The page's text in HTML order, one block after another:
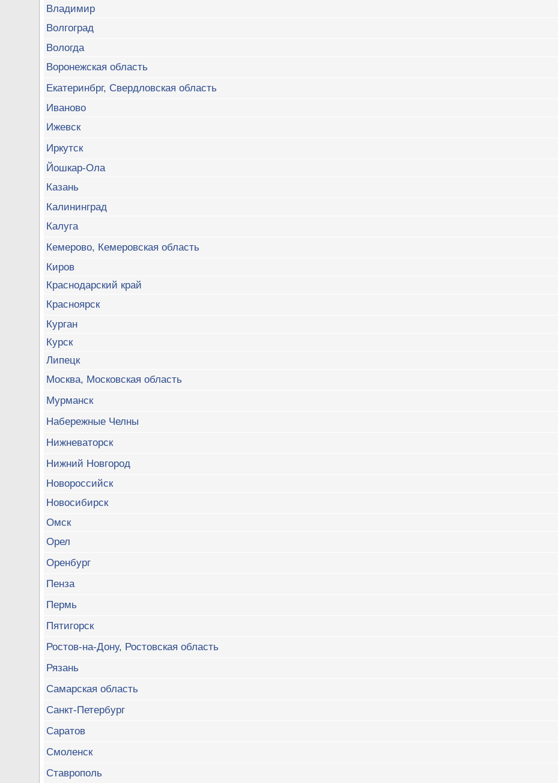
Владимир
Волгоград
Вологда
Воронежская область
Екатеринбрг, Свердловская область
Иваново
Ижевск
Иркутск
Йошкар-Ола
Казань
Калининград
Калуга
Кемерово, Кемеровская область
Киров
Краснодарский край
Красноярск
Курган
Курск
Липецк
Москва, Московская область
Мурманск
Набережные Челны
Нижневаторск
Нижний Новгород
Новороссийск
Новосибирск
Омск
Орел
Оренбург
Пенза
Пермь
Пятигорск
Ростов-на-Дону, Ростовская область
Рязань
Самарская область
Санкт-Петербург
Саратов
Смоленск
Ставрополь